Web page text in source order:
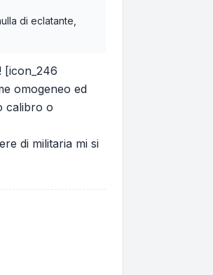
di eclatante,
[icon_246
omogeneo ed
calibro o
di militaria mi si